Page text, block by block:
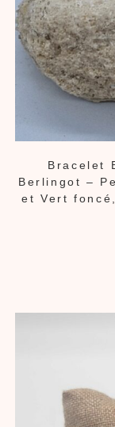
Bracelet
Berlingot –
et Vert